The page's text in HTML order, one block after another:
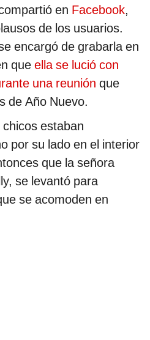
en Facebook,
de los usuarios.
encargó de grabarla en
que ella se lució con
una reunión que
de Año Nuevo.
estaban
por su lado en el interior
que la señora
se levantó para
se acomoden en